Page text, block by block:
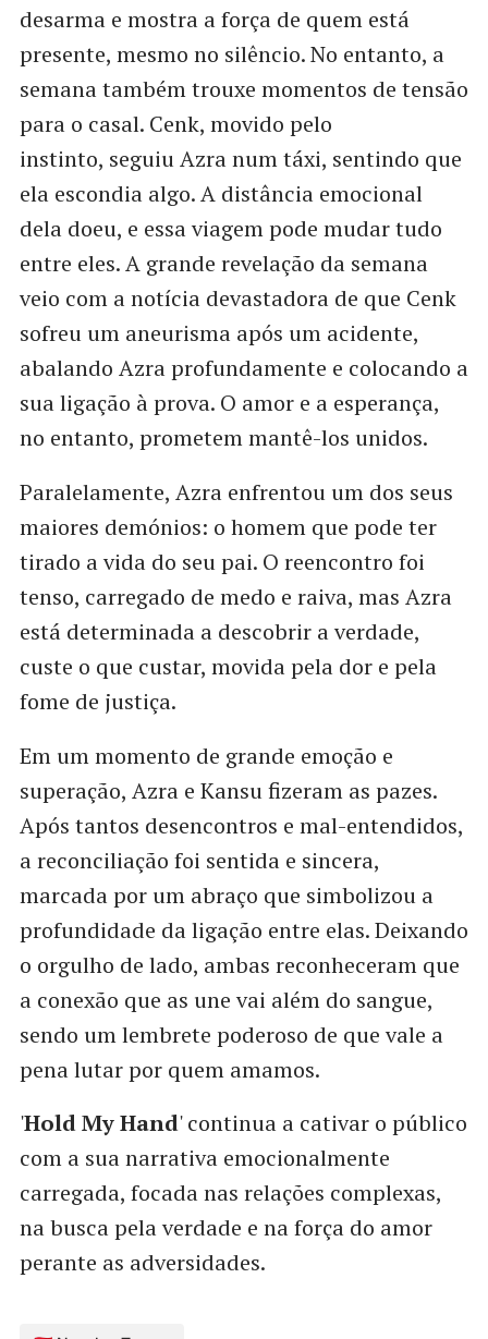
desarma e mostra a força de quem está
presente, mesmo no silêncio. No entanto, a
semana também trouxe momentos de tensão
para o casal. Cenk, movido pelo
instinto, seguiu Azra num táxi, sentindo que
ela escondia algo. A distância emocional
dela doeu, e essa viagem pode mudar tudo
entre eles. A grande revelação da semana
veio com a notícia devastadora de que Cenk
sofreu um aneurisma após um acidente,
abalando Azra profundamente e colocando a
sua ligação à prova. O amor e a esperança,
no entanto, prometem mantê-los unidos.
Paralelamente, Azra enfrentou um dos seus
maiores demónios: o homem que pode ter
tirado a vida do seu pai. O reencontro foi
tenso, carregado de medo e raiva, mas Azra
está determinada a descobrir a verdade,
custe o que custar, movida pela dor e pela
fome de justiça.
Em um momento de grande emoção e
superação, Azra e Kansu fizeram as pazes.
Após tantos desencontros e mal-entendidos,
a reconciliação foi sentida e sincera,
marcada por um abraço que simbolizou a
profundidade da ligação entre elas. Deixando
o orgulho de lado, ambas reconheceram que
a conexão que as une vai além do sangue,
sendo um lembrete poderoso de que vale a
pena lutar por quem amamos.
'Hold My Hand' continua a cativar o público
com a sua narrativa emocionalmente
carregada, focada nas relações complexas,
na busca pela verdade e na força do amor
perante as adversidades.